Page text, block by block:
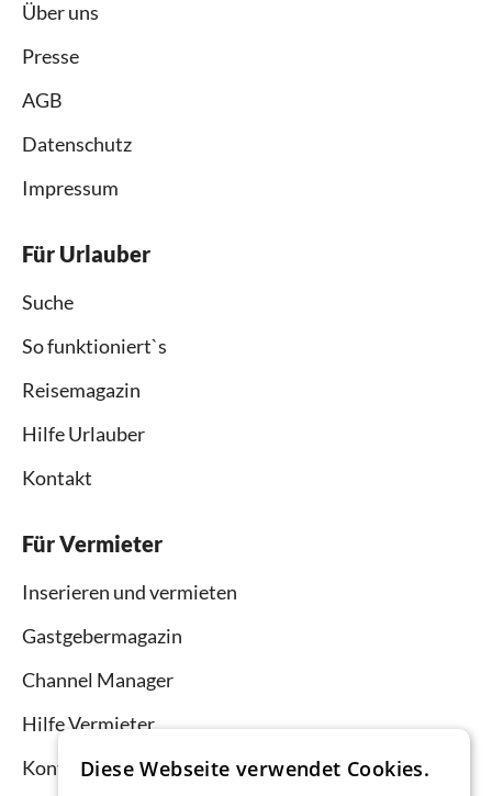
Über uns
Presse
AGB
Datenschutz
Impressum
Für Urlauber
Suche
So funktioniert`s
Reisemagazin
Hilfe Urlauber
Kontakt
Für Vermieter
Inserieren und vermieten
Gastgebermagazin
Channel Manager
Hilfe Vermieter
KontaktDiese Webseite verwendet Cookies.